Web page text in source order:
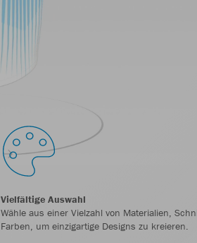
Vielfältige Auswahl
Wähle aus einer Vielzahl von Materialien,
Farben, um einzigartige Designs zu kreieren.